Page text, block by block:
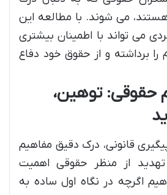
می شوند. با مطالعه این
می تواند با اطمینان بیشتری
را برداشته و از حقوق خود دفاع
حقوقی: توهین،
قانونی، درک دقیق مفاهیم
از منظر حقوقی اهمیت
اگرچه در نگاه اول ساده به